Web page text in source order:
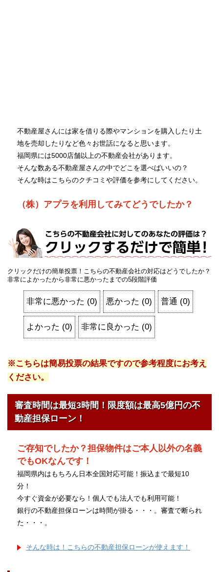
不動産屋さんには家を借りる際やマンションを購入したり土
地を売却したりなど色々お世話になると思います。
福岡県には5000店舗以上の不動産会社があります。
そんな数ある不動産屋さんの中でどこを選べばいいの？
そんな時はこちらのクチコミや評価を参考にしてください。
（株）アプラを利用してみてどうでしたか？
クリックだけの簡単投票！こちらの不動産会社の対応はどうでしたか？
非常によかったから非常に悪かったまでの5段階評価
非常に悪かった (0) 悪かった (0) 普通 (0)
よかった (0) 非常に良かった (0)
※こちらは簡易投票の結果ですので参考程度にお考え
ください。
審査時間は最短3時間！限度額は最高5億円の不
動産担保ローン！
ご存知でしたか？担保物件はご本人以外の名義
でもOKなんです！
福岡県内はもちろん日本全国対応可能！振込まで最短10
分！
今すぐ資金が必要なら！個人でも法人でも利用可能！
銀行の不動産担保ローンは時間が掛る・・・。審査で断られ
た・・・。
そんな時は！こちらの不動産担保ローンが使えます！